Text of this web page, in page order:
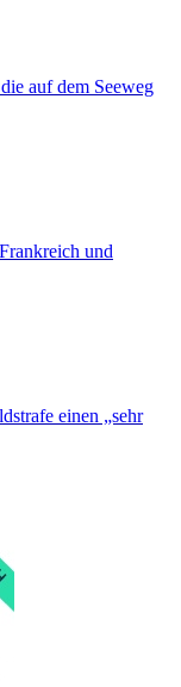
auf dem Seeweg
und
einen „sehr